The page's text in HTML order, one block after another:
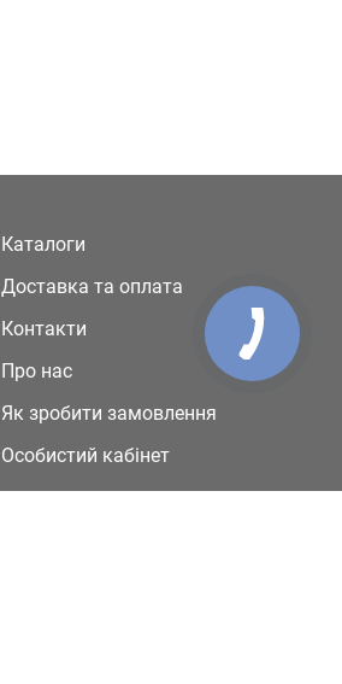
Каталоги
Доставка та оплата
Контакти
Про нас
Як зробити замовлення
Особистий кабінет